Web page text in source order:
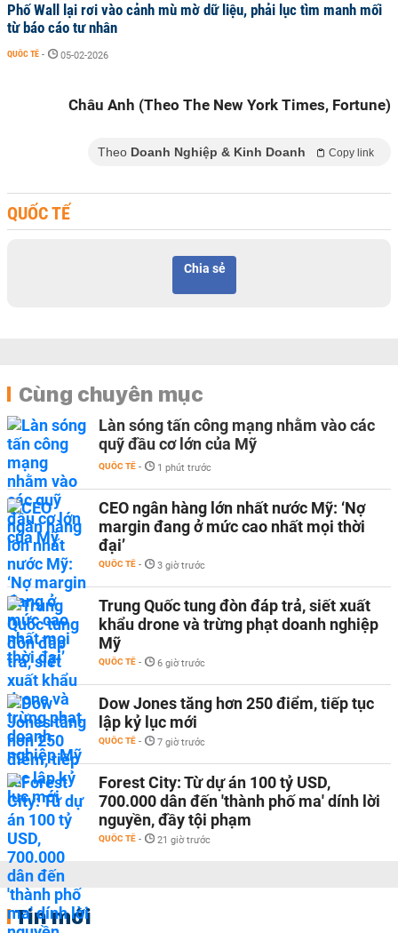
Phố Wall lại rơi vào cảnh mù mờ dữ liệu, phải lục tìm manh mối
từ báo cáo tư nhân
QUỐC TẾ - 05-02-2026
Châu Anh (Theo The New York Times, Fortune)
Theo Doanh Nghiệp & Kinh Doanh Copy link
QUỐC TẾ
Chia sẻ
Cùng chuyên mục
Làn sóng tấn công mạng nhằm vào các
quỹ đầu cơ lớn của Mỹ
QUỐC TẾ - 1 phút trước
CEO ngân hàng lớn nhất nước Mỹ: ‘Nợ
margin đang ở mức cao nhất mọi thời
đại’
QUỐC TẾ - 3 giờ trước
Trung Quốc tung đòn đáp trả, siết xuất
khẩu drone và trừng phạt doanh nghiệp
Mỹ
QUỐC TẾ - 6 giờ trước
Dow Jones tăng hơn 250 điểm, tiếp tục
lập kỷ lục mới
QUỐC TẾ - 7 giờ trước
Forest City: Từ dự án 100 tỷ USD,
700.000 dân đến 'thành phố ma' dính lời
nguyền, đầy tội phạm
QUỐC TẾ - 21 giờ trước
Tin mới